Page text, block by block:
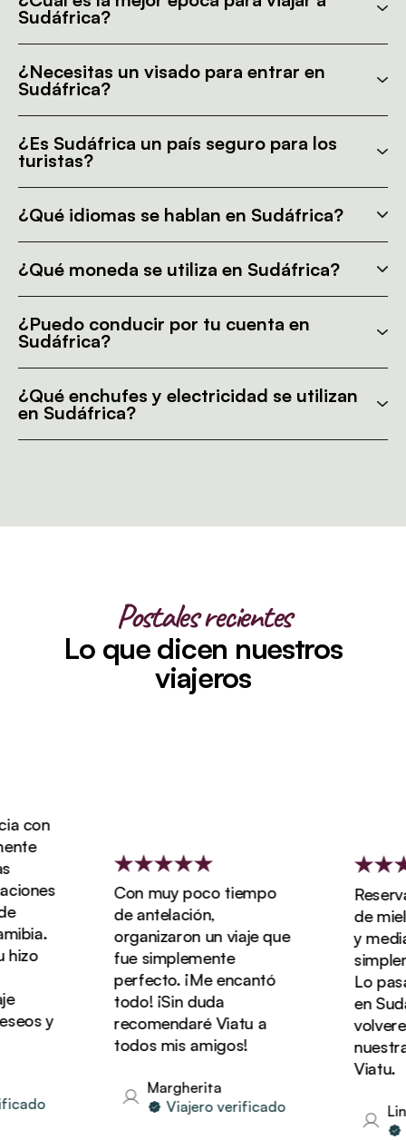
Sudáfrica?
¿Necesitas un visado para entrar en
Sudáfrica?
¿Es Sudáfrica un país seguro para los
turistas?
¿Qué idiomas se hablan en Sudáfrica?
¿Qué moneda se utiliza en Sudáfrica?
¿Puedo conducir por tu cuenta en
Sudáfrica?
¿Qué enchufes y electricidad se utilizan
en Sudáfrica?
Postales recientes
Lo que dicen nuestros
viajeros
con
y
Con muy poco tiempo
de antelación,
organizaron un viaje que
fue simplemente
perfecto. ¡Me encantó
todo! ¡Sin duda
recomendaré Viatu a
todos mis amigos!
Margherita
Viajero verificado
de miel
y media
Lo
en
Viatu.